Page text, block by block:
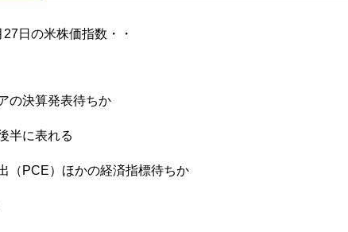
日の米株価指数・・
の決算発表待ちか
半に表れる
（PCE）ほかの経済指標待ちか